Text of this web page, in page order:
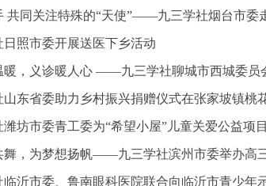
共同关注特殊的“天使”——九三学社烟台市委
日照市委开展送医下乡活动
暖，义诊暖人心 ——九三学社聊城市西城委员
山东省委助力乡村振兴捐赠仪式在张家坡镇桃
潍坊市委青工委为“希望小屋”儿童关爱公益项
舞，为梦想扬帆——九三学社滨州市委举办高
沂市委、鲁南眼科医院联合向临沂市青少年示范性